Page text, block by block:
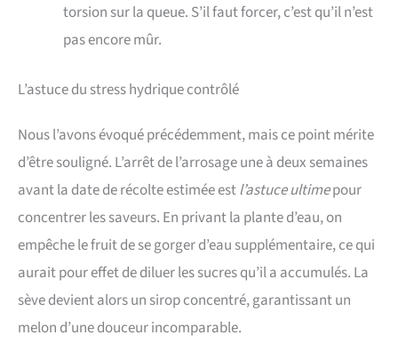
torsion sur la queue. S’il faut forcer, c’est qu’il n’est
pas encore mûr.
L’astuce du stress hydrique contrôlé
Nous l’avons évoqué précédemment, mais ce point mérite
d’être souligné. L’arrêt de l’arrosage une à deux semaines
avant la date de récolte estimée estl’astuce ultimepour
concentrer les saveurs. En privant la plante d’eau, on
empêche le fruit de se gorger d’eau supplémentaire, ce qui
aurait pour effet de diluer les sucres qu’il a accumulés. La
sève devient alors un sirop concentré, garantissant un
melon d’une douceur incomparable.